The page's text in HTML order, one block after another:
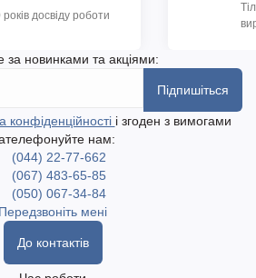
досвіду роботи
за новинками та акціями:
Підпишіться
конфіденційності і згоден з вимогами
нам:
(044) 22-77-662
(067) 483-65-85
(050) 067-34-84
Передзвоніть мені
До контактів